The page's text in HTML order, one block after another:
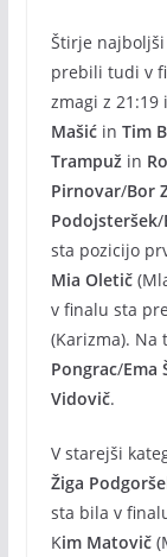
Štirje
prebili tudi v
zmagi z 21:19
Mašićin Tim
Trampužin
Pirnovar/Bor
Podojsteršek/
sta pozicijo
Mia Oletič
v finalu sta
(Karizma).
Pongrac/Ema
Vidovič.
V starejši
Žiga
sta bila v
Kim Matovič